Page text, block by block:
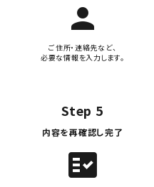
person
ご住所・連絡先など、
必要な情報を入力します。
Step 5
内容を再確認し完了
fact_check